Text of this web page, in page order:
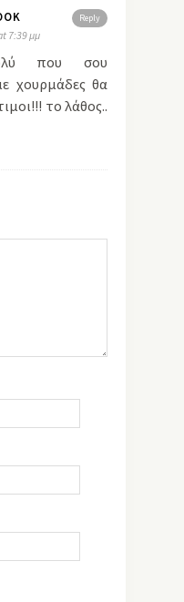
Reply
7:39 μμ
που σου
χουρμάδες θα
το λάθος..